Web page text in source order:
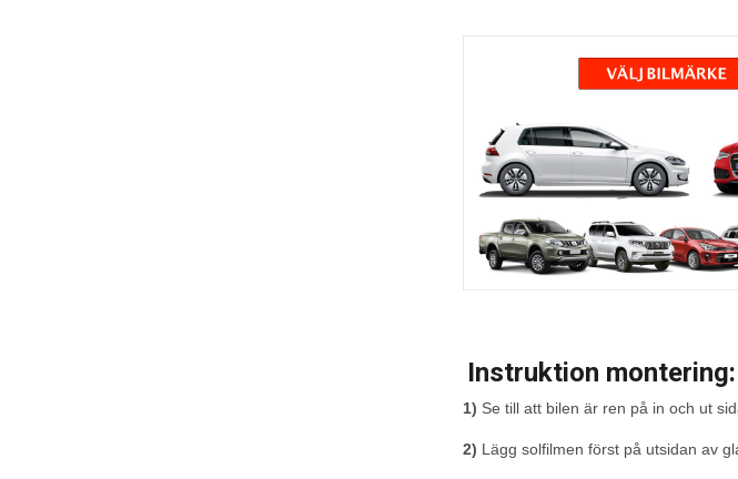
Instruktion montering:
1) Se till att bilen är ren på in och ut
2) Lägg solfilmen först på utsidan av